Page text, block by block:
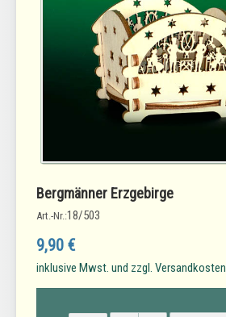
Bergmänner Erzgebirge
Art.-Nr.:18/503
9,90 €
inklusive Mwst. und zzgl. Versandkosten